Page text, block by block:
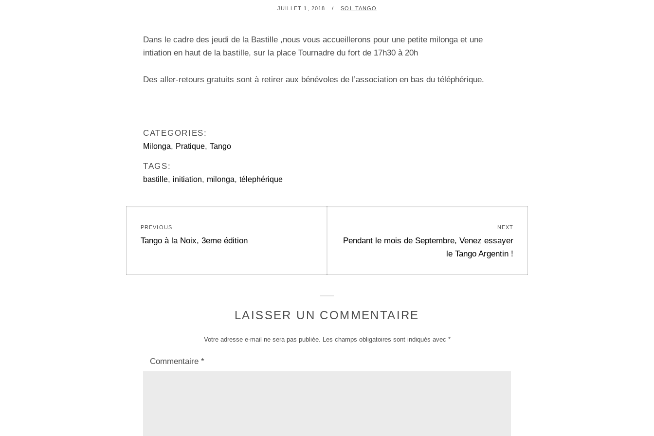
POSTED
JUILLET 1, 2018 BY
SOL TANGO
Dans le cadre des jeudi de la Bastille ,nous vous accueillerons pour une petite milonga et une
intiation en haut de la bastille, sur la place Tournadre du fort de 17h30 à 20h
Des aller-retours gratuits sont à retirer aux bénévoles de l’association en bas du téléphérique.
CATEGORIES:
Milonga, Pratique, Tango
TAGS:
bastille, initiation, milonga, télephérique
de
PREVIOUS
Previous
Tango à la Noix, 3eme édition
NEXT
Next
Pendant le mois de Septembre, Venez essayer
le Tango Argentin !
LAISSER UN COMMENTAIRE
Votre adresse e-mail ne sera pas publiée. Les champs obligatoires sont indiqués avec *
Commentaire *